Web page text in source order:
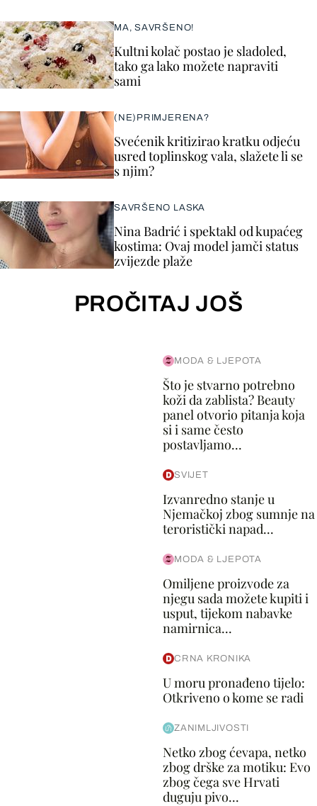
MA, SAVRŠENO!
Kultni kolač postao je sladoled,
tako ga lako možete napraviti
sami
(NE)PRIMJERENA?
Svećenik kritizirao kratku odjeću
usred toplinskog vala, slažete li se
s njim?
SAVRŠENO LASKA
Nina Badrić i spektakl od kupaćeg
kostima: Ovaj model jamči status
zvijezde plaže
PROČITAJ JOŠ
MODA & LJEPOTA
Što je stvarno potrebno
koži da zablista? Beauty
panel otvorio pitanja koja
si i same često
postavljamo...
SVIJET
Izvanredno stanje u
Njemačkoj zbog sumnje na
teroristički napad...
MODA & LJEPOTA
Omiljene proizvode za
njegu sada možete kupiti i
usput, tijekom nabavke
namirnica...
CRNA KRONIKA
U moru pronađeno tijelo:
Otkriveno o kome se radi
ZANIMLJIVOSTI
Netko zbog ćevapa, netko
zbog drške za motiku: Evo
zbog čega sve Hrvati
duguju pivo...